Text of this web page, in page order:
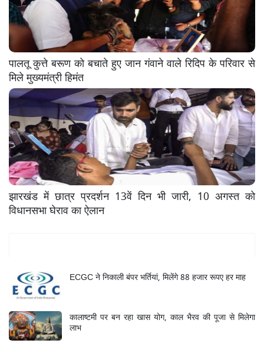
पालतू कुत्ते बरूण को बचाते हुए जान गंवाने वाले रिदिप के परिवार से
मिले मुख्यमंत्री हिमंत
झारखंड में छात्र प्रदर्शन 13वें दिन भी जारी, 10 अगस्त को
विधानसभा घेराव का ऐलान
ECGC ने निकाली बंपर भर्तियां, मिलेंगे 88 हजार रूपए हर माह
कालाष्टमी पर बन रहा खास योग, काल भैरव की पूजा से मिलेगा
लाभ